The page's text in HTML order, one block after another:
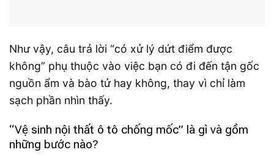
Như vậy, câu trả lời “có xử lý dứt điểm được
không” phụ thuộc vào việc bạn có đi đến tận gốc
nguồn ẩm và bào tử hay không, thay vì chỉ làm
sạch phần nhìn thấy.
“Vệ sinh nội thất ô tô chống mốc” là gì và gồm
những bước nào?